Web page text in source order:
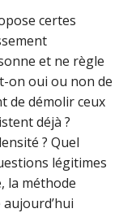
certes
et ne règle
on oui ou non de
de démolir ceux
déjà ?
? Quel
légitimes
la méthode